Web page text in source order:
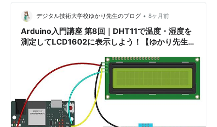
デジタル技術大学校ゆかり先生のブログ • 8ヶ月前
Arduino入門講座 第8回｜DHT11で温度・湿度を
測定してLCD1602に表示しよう！【ゆかり先生の